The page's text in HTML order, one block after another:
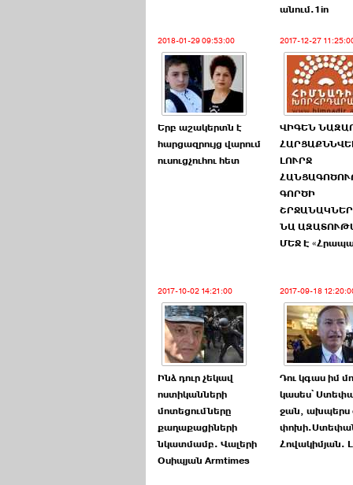
անում.1in
2018-01-29 09:53:00
Երբ աշակերտն է
հարցազրույց վարում
ուսուցչուհու հետ
2017-12-27
ՎԻԳԵՆ
ԼՈՒՐՋ
ԳՈՐԾԻ
ՆԱ
ՄԵՋ Է
2017-10-02 14:21:00
Ինձ դուր չեկավ
ոստիկանների
մոտեցումները
քաղաքացիների
նկատմամբ. Վալերի
Օսիպյան Armtimes
2017-09-18
Դու կգաս իմ
կասես՝
ջան, ախպերս
Հովակիմյան.